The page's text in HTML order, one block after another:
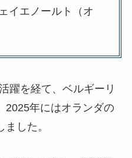
イエノールト（オ
躍を経て、ベルギーリ
2025年にはオランダの
した。